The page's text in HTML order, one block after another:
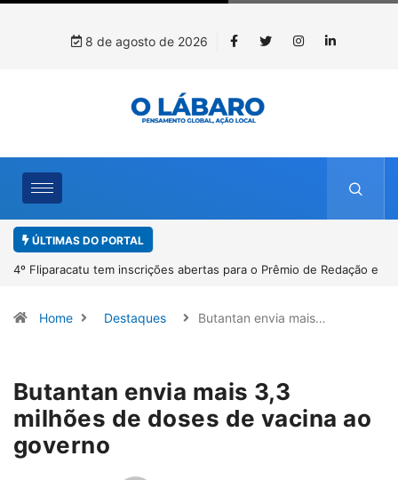
8 de agosto de 2026
ÚLTIMAS DO PORTAL
Paracatu caminha pelos 20 anos da Lei Maria da Penha
Home Destaques Butantan envia mais…
Butantan envia mais 3,3
milhões de doses de vacina ao
governo